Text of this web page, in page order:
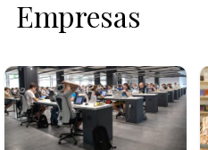
Empresas